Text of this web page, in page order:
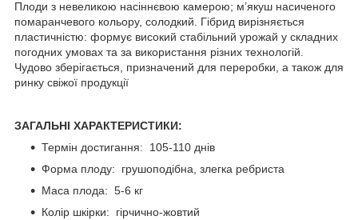
Плоди з невеликою насіннєвою камерою; м’якуш насиченого
помаранчевого кольору, солодкий. Гібрид вирізняється
пластичністю: формує високий стабільний урожай у складних
погодних умовах та за використання різних технологій.
Чудово зберігається, призначений для переробки, а також для
ринку свіжої продукції
ЗАГАЛЬНІ ХАРАКТЕРИСТИКИ:
Термін достигання: 105-110 днів
Форма плоду: грушоподібна, злегка ребриста
Маса плода: 5-6 кг
Колір шкірки: гірчично-жовтий